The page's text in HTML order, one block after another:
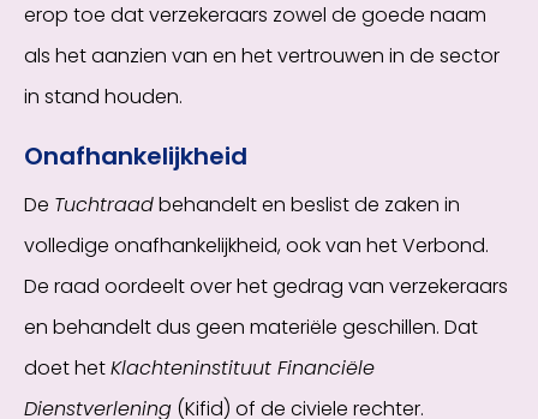
erop toe dat verzekeraars zowel de goede naam
als het aanzien van en het vertrouwen in de sector
in stand houden.
Onafhankelijkheid
De Tuchtraadbehandelt en beslist de zaken in
volledige onafhankelijkheid, ook van het Verbond.
De raad oordeelt over het gedrag van verzekeraars
en behandelt dus geen materiële geschillen. Dat
doet hetKlachteninstituut Financiële
Dienstverlening (Kifid) of de civiele rechter.